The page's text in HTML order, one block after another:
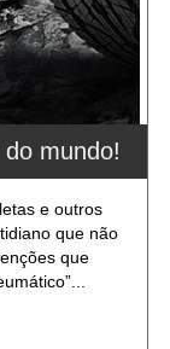
mundo!
e outros
que não
que